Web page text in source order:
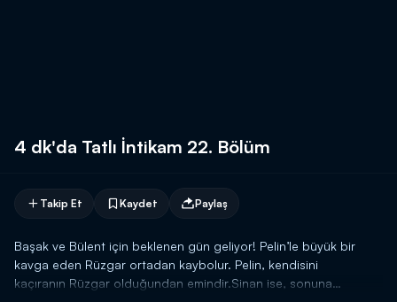
4 dk'da Tatlı İntikam 22. Bölüm
Takip Et Kaydet Paylaş
Başak ve Bülent için beklenen gün geliyor! Pelin’le büyük bir
kavga eden Rüzgar ortadan kaybolur. Pelin, kendisini
kaçıranın Rüzgar olduğundan emindir.Sinan ise, sonuna